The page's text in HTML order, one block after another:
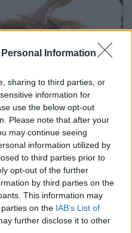
Information
sharing to third parties, or
information for
use the below opt-out
Please note that after your
may continue seeing
information utilized by
to third parties prior to
opt-out of the further
by third parties on the
This information may
on the IAB’s List of
further disclose it to other
növények a